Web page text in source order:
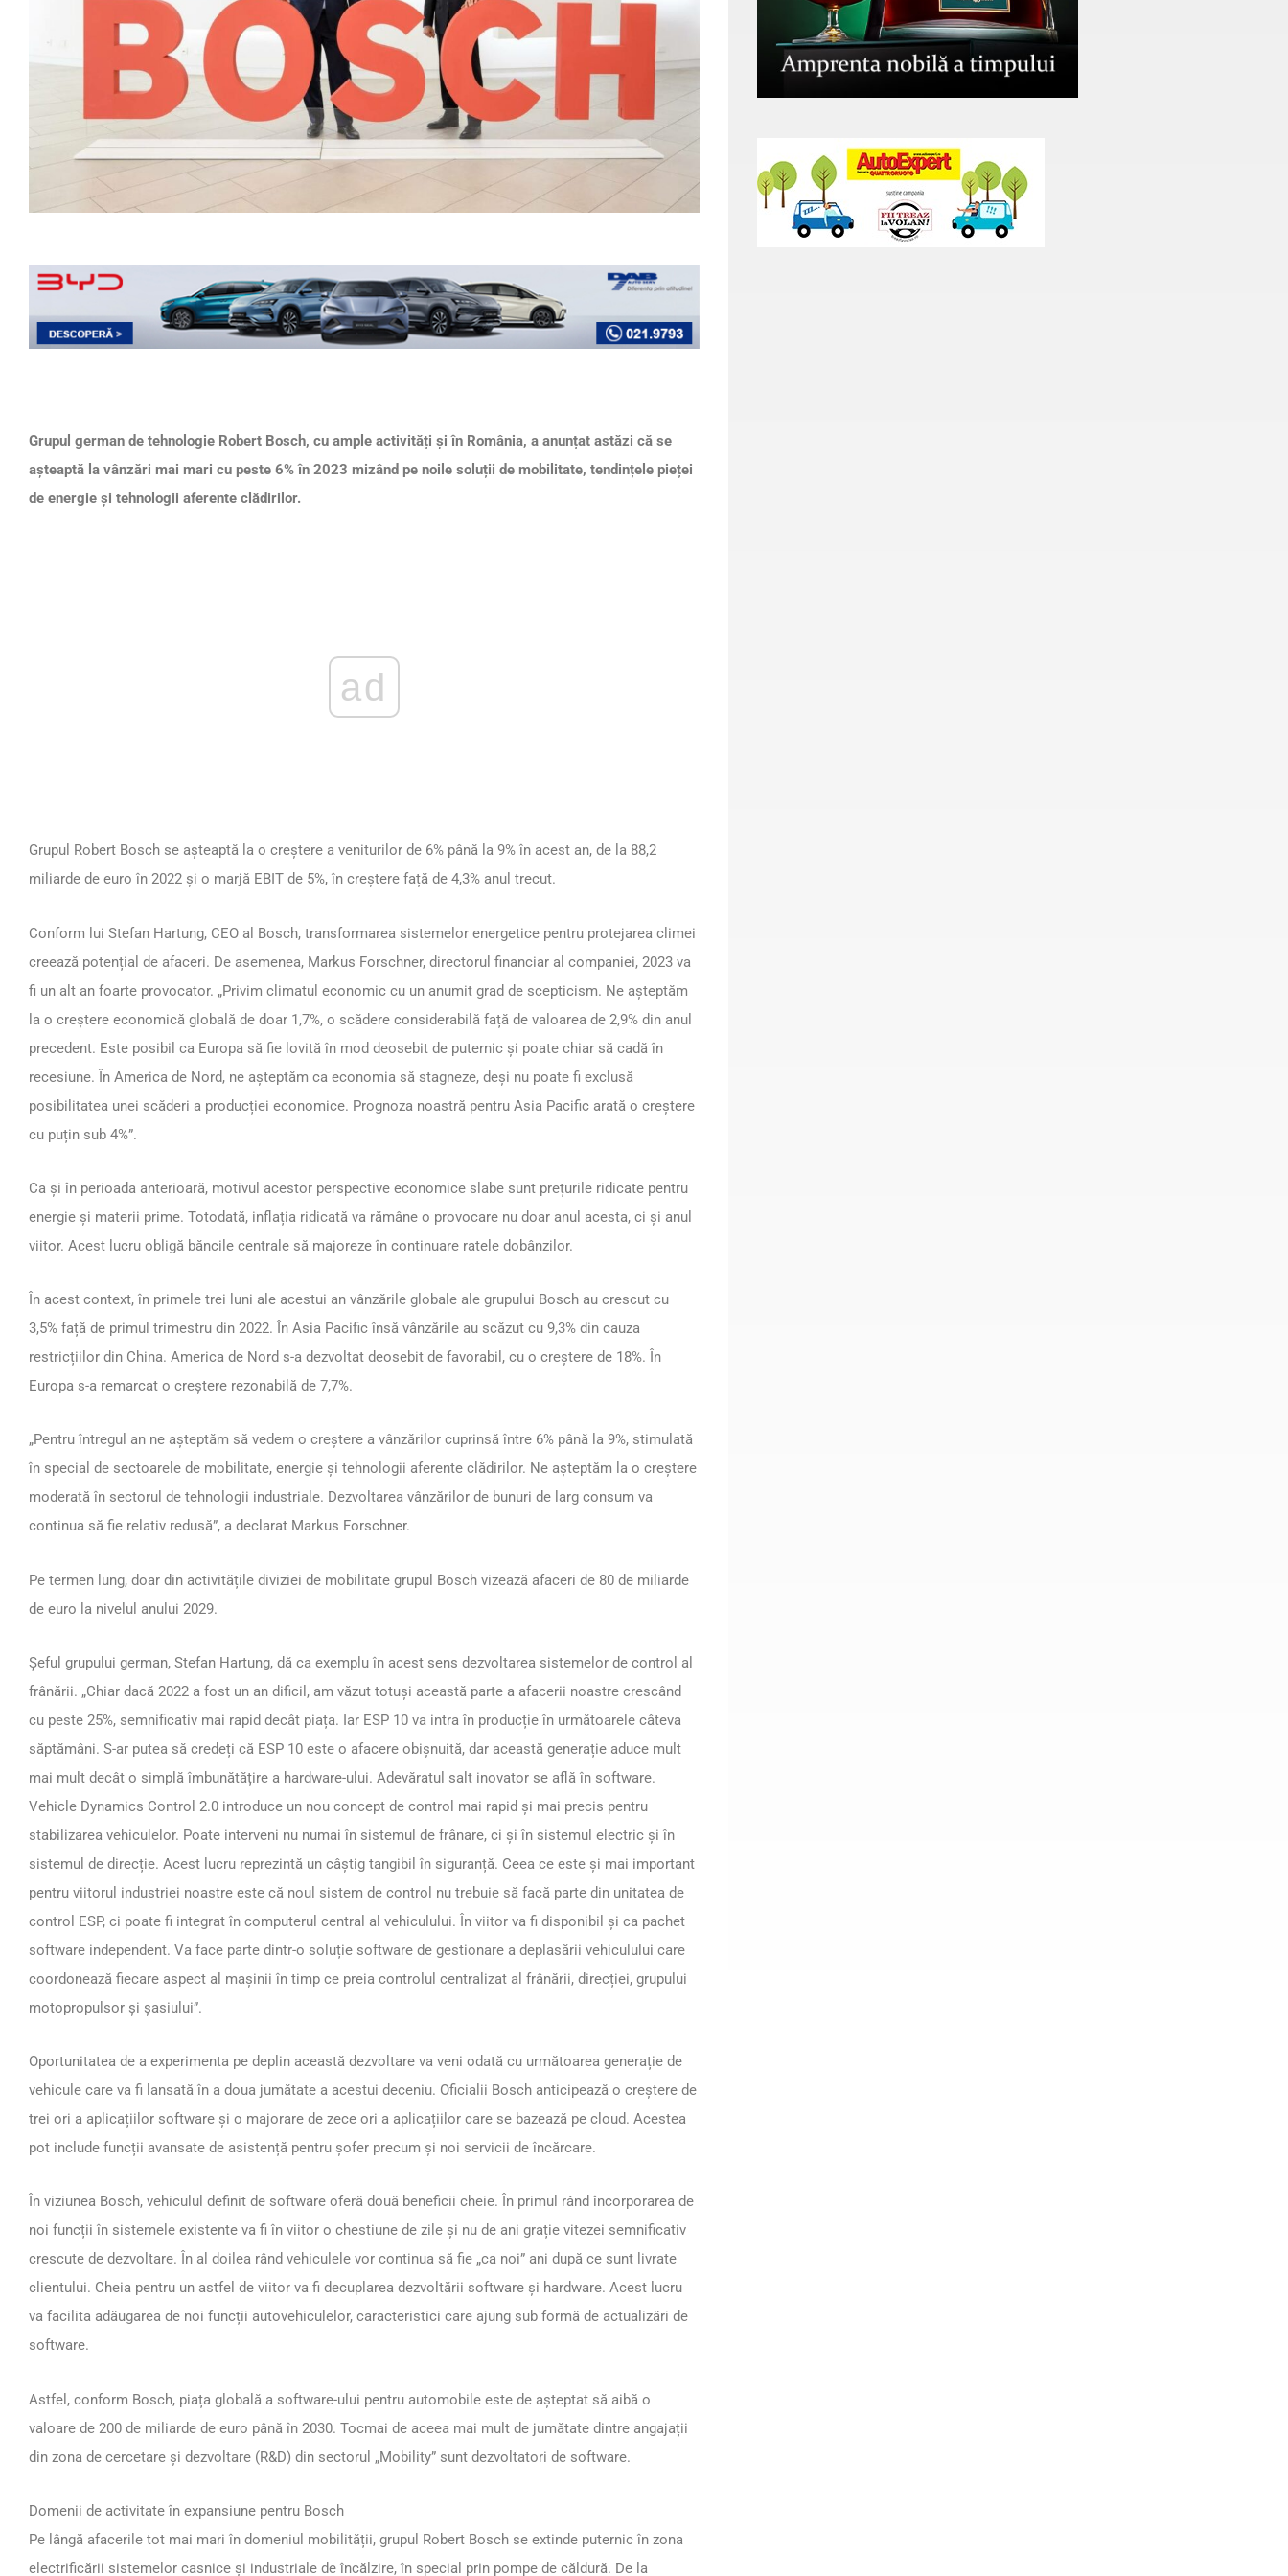
Grupul german de tehnologie Robert Bosch, cu ample activități și în România, a anunțat astăzi că se
așteaptă la vânzări mai mari cu peste 6% în 2023 mizând pe noile soluții de mobilitate, tendințele pieței
de energie și tehnologii aferente clădirilor.
ad
Grupul Robert Bosch se așteaptă la o creștere a veniturilor de 6% până la 9% în acest an, de la 88,2
miliarde de euro în 2022 și o marjă EBIT de 5%, în creștere față de 4,3% anul trecut.
Conform lui Stefan Hartung, CEO al Bosch, transformarea sistemelor energetice pentru protejarea climei
creează potențial de afaceri. De asemenea, Markus Forschner, directorul financiar al companiei, 2023 va
fi un alt an foarte provocator. „Privim climatul economic cu un anumit grad de scepticism. Ne așteptăm
la o creștere economică globală de doar 1,7%, o scădere considerabilă față de valoarea de 2,9% din anul
precedent. Este posibil ca Europa să fie lovită în mod deosebit de puternic și poate chiar să cadă în
recesiune. În America de Nord, ne așteptăm ca economia să stagneze, deși nu poate fi exclusă
posibilitatea unei scăderi a producției economice. Prognoza noastră pentru Asia Pacific arată o creștere
cu puțin sub 4%”.
Ca și în perioada anterioară, motivul acestor perspective economice slabe sunt prețurile ridicate pentru
energie și materii prime. Totodată, inflația ridicată va rămâne o provocare nu doar anul acesta, ci și anul
viitor. Acest lucru obligă băncile centrale să majoreze în continuare ratele dobânzilor.
În acest context, în primele trei luni ale acestui an vânzările globale ale grupului Bosch au crescut cu
3,5% față de primul trimestru din 2022. În Asia Pacific însă vânzările au scăzut cu 9,3% din cauza
restricțiilor din China. America de Nord s-a dezvoltat deosebit de favorabil, cu o creștere de 18%. În
Europa s-a remarcat o creștere rezonabilă de 7,7%.
„Pentru întregul an ne așteptăm să vedem o creștere a vânzărilor cuprinsă între 6% până la 9%, stimulată
în special de sectoarele de mobilitate, energie și tehnologii aferente clădirilor. Ne așteptăm la o creștere
moderată în sectorul de tehnologii industriale. Dezvoltarea vânzărilor de bunuri de larg consum va
continua să fie relativ redusă”, a declarat Markus Forschner.
Pe termen lung, doar din activitățile diviziei de mobilitate grupul Bosch vizează afaceri de 80 de miliarde
de euro la nivelul anului 2029.
Șeful grupului german, Stefan Hartung, dă ca exemplu în acest sens dezvoltarea sistemelor de control al
frânării. „Chiar dacă 2022 a fost un an dificil, am văzut totuși această parte a afacerii noastre crescând
cu peste 25%, semnificativ mai rapid decât piața. Iar ESP 10 va intra în producție în următoarele câteva
săptămâni. S-ar putea să credeți că ESP 10 este o afacere obișnuită, dar această generație aduce mult
mai mult decât o simplă îmbunătățire a hardware-ului. Adevăratul salt inovator se află în software.
Vehicle Dynamics Control 2.0 introduce un nou concept de control mai rapid și mai precis pentru
stabilizarea vehiculelor. Poate interveni nu numai în sistemul de frânare, ci și în sistemul electric și în
sistemul de direcție. Acest lucru reprezintă un câștig tangibil în siguranță. Ceea ce este și mai important
pentru viitorul industriei noastre este că noul sistem de control nu trebuie să facă parte din unitatea de
control ESP, ci poate fi integrat în computerul central al vehiculului. În viitor va fi disponibil și ca pachet
software independent. Va face parte dintr-o soluție software de gestionare a deplasării vehiculului care
coordonează fiecare aspect al mașinii în timp ce preia controlul centralizat al frânării, direcției, grupului
motopropulsor și șasiului”.
Oportunitatea de a experimenta pe deplin această dezvoltare va veni odată cu următoarea generație de
vehicule care va fi lansată în a doua jumătate a acestui deceniu. Oficialii Bosch anticipează o creștere de
trei ori a aplicațiilor software și o majorare de zece ori a aplicațiilor care se bazează pe cloud. Acestea
pot include funcții avansate de asistență pentru șofer precum și noi servicii de încărcare.
În viziunea Bosch, vehiculul definit de software oferă două beneficii cheie. În primul rând încorporarea de
noi funcții în sistemele existente va fi în viitor o chestiune de zile și nu de ani grație vitezei semnificativ
crescute de dezvoltare. În al doilea rând vehiculele vor continua să fie „ca noi” ani după ce sunt livrate
clientului. Cheia pentru un astfel de viitor va fi decuplarea dezvoltării software și hardware. Acest lucru
va facilita adăugarea de noi funcții autovehiculelor, caracteristici care ajung sub formă de actualizări de
software.
Astfel, conform Bosch, piața globală a software-ului pentru automobile este de așteptat să aibă o
valoare de 200 de miliarde de euro până în 2030. Tocmai de aceea mai mult de jumătate dintre angajații
din zona de cercetare și dezvoltare (R&D) din sectorul „Mobility” sunt dezvoltatori de software.
Domenii de activitate în expansiune pentru Bosch
Pe lângă afacerile tot mai mari în domeniul mobilității, grupul Robert Bosch se extinde puternic în zona
electrificării sistemelor casnice și industriale de încălzire, în special prin pompe de căldură. De la